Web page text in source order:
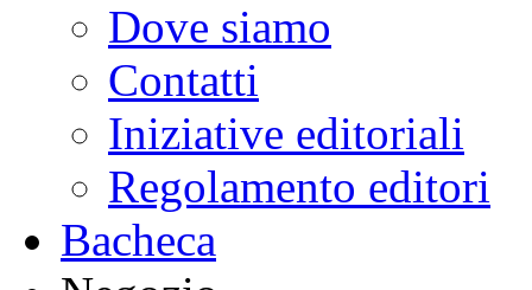
Dove siamo
Contatti
Iniziative editoriali
Regolamento editori
Bacheca